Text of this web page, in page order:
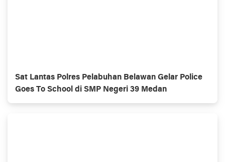
Sat Lantas Polres Pelabuhan Belawan Gelar Police
Goes To School di SMP Negeri 39 Medan